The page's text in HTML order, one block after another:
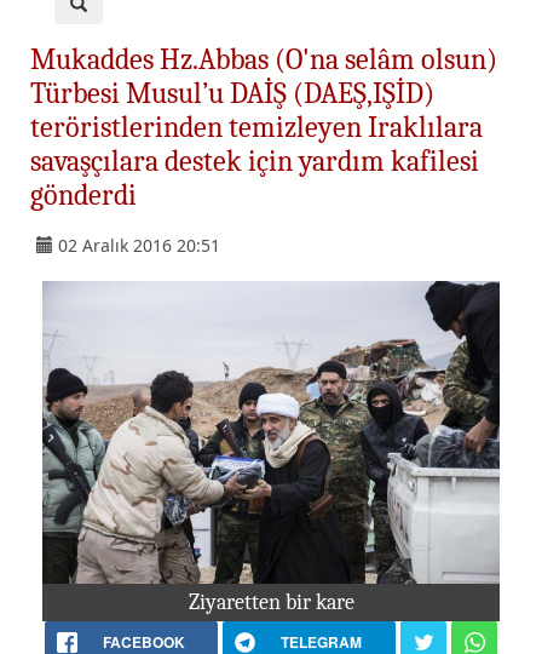
Mukaddes Hz.Abbas (O'na selâm olsun)
Türbesi Musul’u DAİŞ (DAEŞ,IŞİD)
teröristlerinden temizleyen Iraklılara
savaşçılara destek için yardım kafilesi
gönderdi
02 Aralık 2016 20:51
Ziyaretten bir kare
FACEBOOK TELEGRAM